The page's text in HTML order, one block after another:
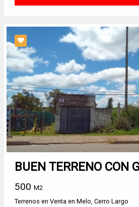
BUEN TERRENO CON
500 M2
Terrenos en Venta en Melo, Cerro Largo